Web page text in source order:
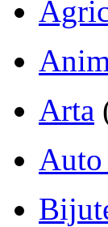
Arta
Auto